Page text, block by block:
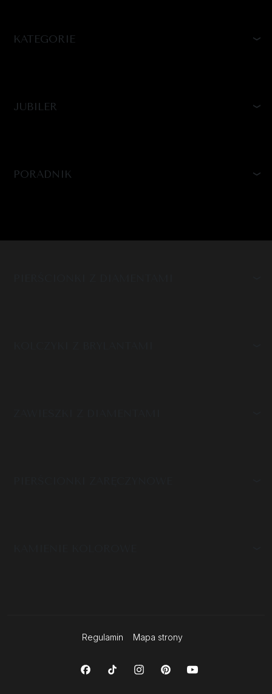
KATEGORIE
JUBILER
PORADNIK
Regulamin Mapa strony